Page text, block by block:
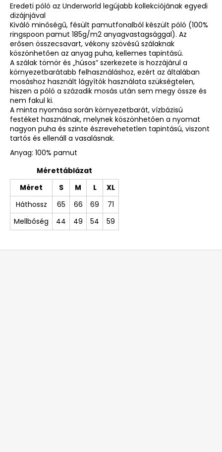
Eredeti póló az Underworld legújabb kollekciójának egyedi
dizájnjával
Kiváló minőségű, fésült pamutfonalból készült póló (100%
ringspoon pamut 185g/m2 anyagvastagsággal). Az
erősen összecsavart, vékony szövésű szálaknak
köszönhetően az anyag puha, kellemes tapintású.
A szálak tömör és „húsos” szerkezete is hozzájárul a
környezetbarátabb felhasználáshoz, ezért az általában
mosáshoz használt lágyítók használata szükségtelen,
hiszen a póló a századik mosás után sem megy össze és
nem fakul ki.
A minta nyomása során környezetbarát, vízbázisú
festéket használnak, melynek köszönhetően a nyomat
nagyon puha és szinte észrevehetetlen tapintású, viszont
tartós és ellenáll a vasalásnak.
Anyag: 100% pamut
Mérettáblázat
Méret
S M L
XL
Háthossz
65 66 69
71
Mellbőség
44 49 54 59
L